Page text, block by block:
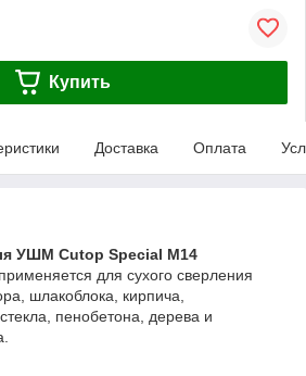
Купить
Доставка Оплата
УШМ Cutop Special М14
для сухого сверления
шлакоблока, кирпича,
пенобетона, дерева и